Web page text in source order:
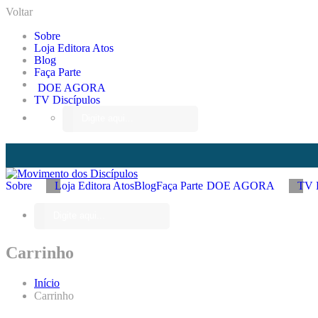
Voltar
Sobre
Loja Editora Atos
Blog
Faça Parte
DOE AGORA
TV Discípulos
Sobre Loja Editora AtosBlogFaça Parte DOE AGORA TV
Carrinho
Início
Carrinho